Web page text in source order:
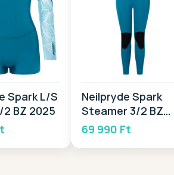
Spark L/S
BZ 2025
Neilpryde Spark
Steamer 3/2 BZ
2025
69 990 Ft